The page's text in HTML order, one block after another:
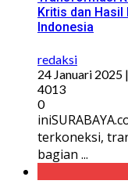
Kritis dan Hasil
Indonesia
redaksi
24 Januari 2025
4013
0
terkoneksi,
bagian ...